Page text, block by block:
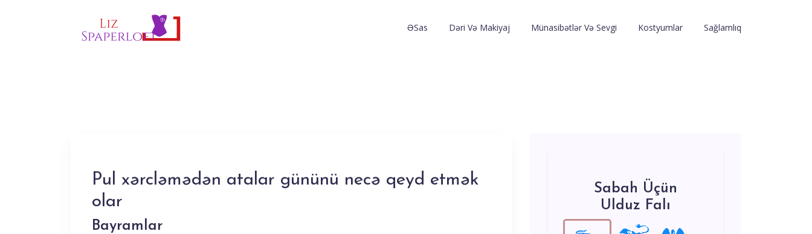
ƏSas Dəri Və Makiyaj Münasibətlər Və Sevgi Kostyumlar Sağlamlıq
Pul xərcləmədən atalar gününü necə qeyd etmək
olar
Bayramlar
Sabah Üçün
Ulduz Falı